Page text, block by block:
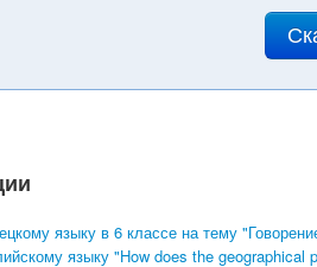
языку в 6 классе на тему
языку "How does the